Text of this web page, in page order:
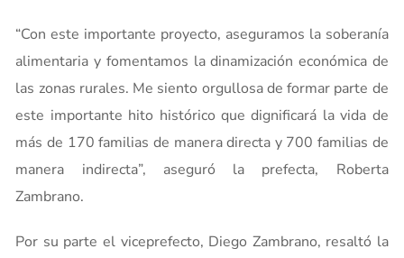
“Con este importante proyecto, aseguramos la soberanía
alimentaria y fomentamos la dinamización económica de
las zonas rurales. Me siento orgullosa de formar parte de
este importante hito histórico que dignificará la vida de
más de 170 familias de manera directa y 700 familias de
manera indirecta”, aseguró la prefecta, Roberta
Zambrano.
Por su parte el viceprefecto, Diego Zambrano, resaltó la